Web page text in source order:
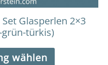
Glasperlen 2×3
türkis)
wählen
werden